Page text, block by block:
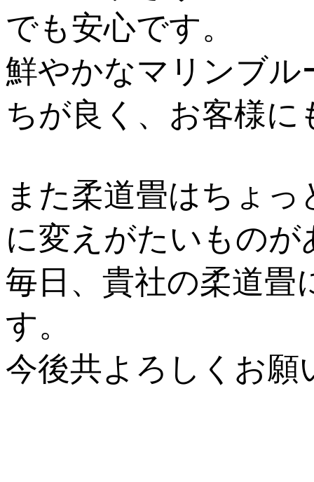
でも安心です。
鮮やかなマリンブル
ちが良く、お客様に
また柔道畳はちょ
に変えがたいものが
毎日、貴社の柔道畳
す。
今後共よろしくお願